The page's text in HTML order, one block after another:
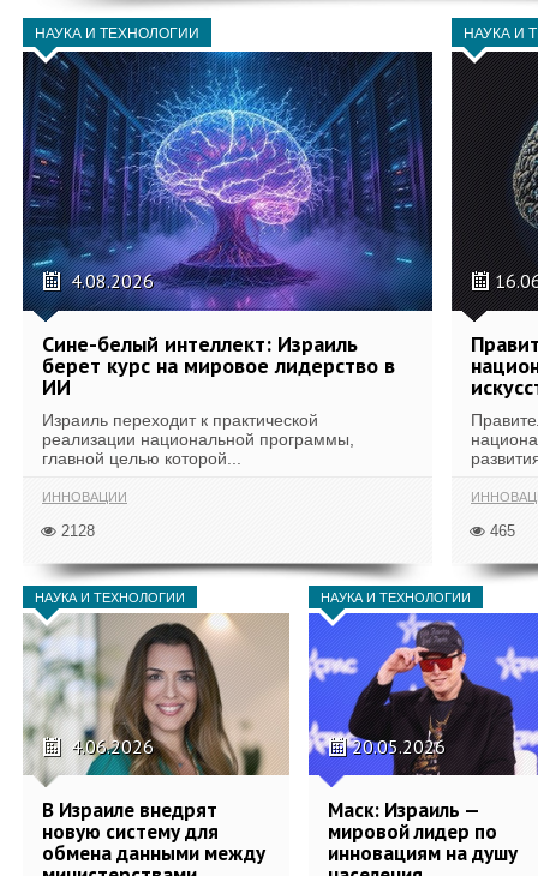
НАУКА И ТЕХНОЛОГИИ
4.08.2026
Сине-белый интеллект: Израиль
берет курс на мировое лидерство в
ИИ
Израиль переходит к практической
реализации национальной программы,
главной целью которой...
ИННОВАЦИИ
2128
НАУКА И
465
НАУКА И ТЕХНОЛОГИИ
4.06.2026
В Израиле внедрят
новую систему для
обмена данными между
НАУКА И ТЕХНОЛОГИИ
20.05.2026
Маск: Израиль —
мировой лидер по
инновациям на душу